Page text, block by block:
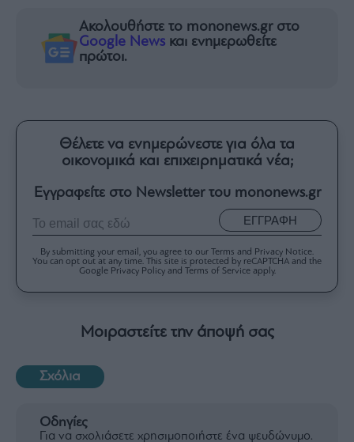
Ακολουθήστε το mononews.gr στο
Google News και ενημερωθείτε
πρώτοι.
Θέλετε να ενημερώνεστε για όλα τα
οικονομικά και επιχειρηματικά νέα;
Εγγραφείτε στο Newsletter του mononews.gr
ΕΓΓΡΑΦΗ
By submitting your email, you agree to our Terms and Privacy Notice.
You can opt out at any time. This site is protected by reCAPTCHA and the
Google Privacy Policy and Terms of Service apply.
Μοιραστείτε την άποψή σας
Σχόλια
Οδηγίες
Για να σχολιάσετε χρησιμοποιήστε ένα ψευδώνυμο.